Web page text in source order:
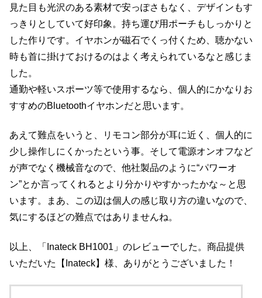
見た目も光沢のある素材で安っぽさもなく、デザインもす
っきりとしていて好印象。持ち運び用ポーチもしっかりと
した作りです。イヤホンが磁石でくっ付くため、聴かない
時も首に掛けておけるのはよく考えられているなと感じま
した。
通勤や軽いスポーツ等で使用するなら、個人的にかなりお
すすめのBluetoothイヤホンだと思います。
あえて難点をいうと、リモコン部分が耳に近く、個人的に
少し操作しにくかったという事。そして電源オンオフなど
が声でなく機械音なので、他社製品のように“パワーオ
ン”とか言ってくれるとより分かりやすかったかな～と思
います。まあ、この辺は個人の感じ取り方の違いなので、
気にするほどの難点ではありませんね。
以上、「Inateck BH1001」のレビューでした。商品提供
いただいた【Inateck】様、ありがとうございました！